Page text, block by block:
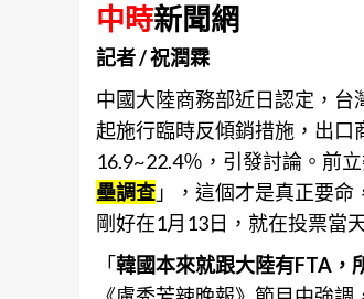
中時新聞網
記者 / 祝潤霖
中國大陸商務部近日認定，台
起施行臨時反傾銷措施，出
16.9~22.4％，引發討論。前
壘調查 」，這個才是真正要
剛好在1月13日，就在投票當天
「韓國本來就跟大陸有FTA，